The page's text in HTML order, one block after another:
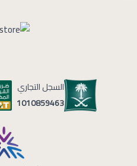
السجل التجاري
1010859463